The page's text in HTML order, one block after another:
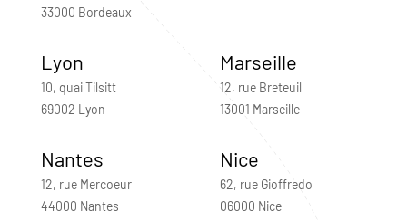
33000 Bordeaux
Lyon
10, quai Tilsitt
69002 Lyon
Marseille
12, rue Breteuil
13001 Marseille
Nantes
12, rue Mercoeur
44000 Nantes
Nice
62, rue Gioffredo
06000 Nice